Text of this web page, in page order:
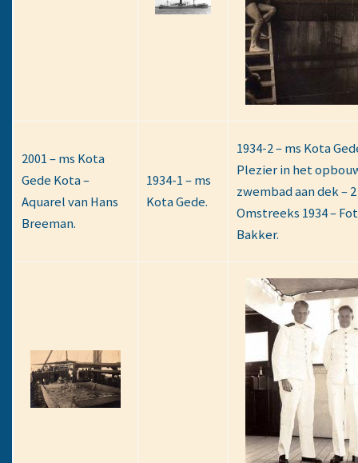
2001 – ms Kota
Gede Kota –
Aquarel van Hans
Breeman.
1934-1 – ms
Kota Gede.
1934-2 – ms Kota
Plezier in het
zwembad aan dek – 2
Omstreeks 1934 –
Bakker.